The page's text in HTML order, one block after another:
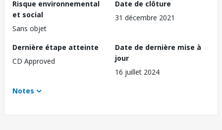
Risque environnemental
et social
Sans objet
Date de clôture
31 décembre 2021
Dernière étape atteinte
CD Approved
Date de dernière mise à
jour
16 juillet 2024
Notes